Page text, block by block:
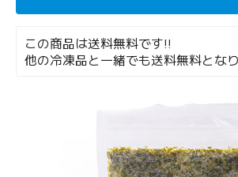
この商品は送料無料です!!
他の冷凍品と一緒でも送料無料となり